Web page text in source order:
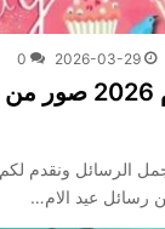
2026-03-29
0
الرسائل ونقدم
رسائل عيد الام…